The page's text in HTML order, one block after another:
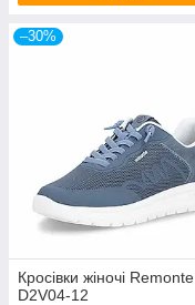
–30%
Кросівки жіночі Remonte
D2V04-12